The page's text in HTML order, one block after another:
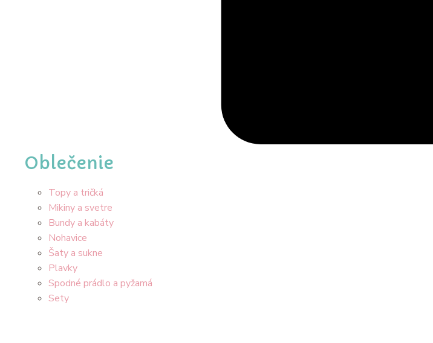
Oblečenie
Topy a tričká
Mikiny a svetre
Bundy a kabáty
Nohavice
Šaty a sukne
Plavky
Spodné prádlo a pyžamá
Sety